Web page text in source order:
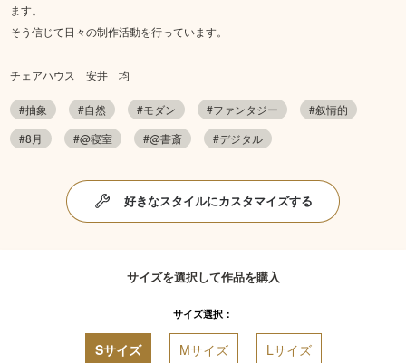
ます。
そう信じて日々の制作活動を行っています。
チェアハウス 安井 均
#抽象 #自然 #モダン #ファンタジー
#叙情的
#8月
#@寝室 #@書斎 #デジタル
好きなスタイルにカスタマイズする
サイズを選択して作品を購入
サイズ選択：
Sサイズ Mサイズ Lサイズ